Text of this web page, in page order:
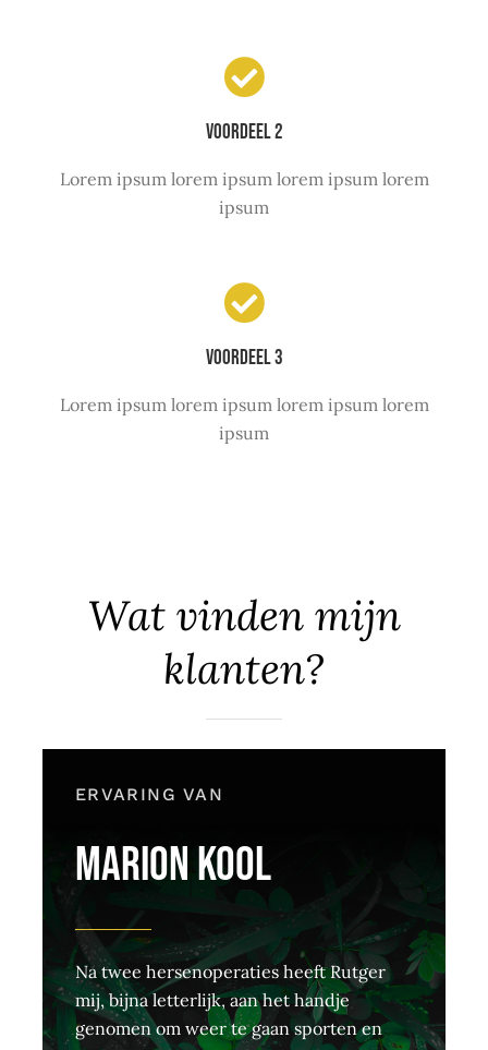
Voordeel 2
Lorem ipsum lorem ipsum lorem ipsum lorem
ipsum
Voordeel 3
Lorem ipsum lorem ipsum lorem ipsum lorem
ipsum
Wat vinden mijn
klanten?
ERVARING VAN
MARION KOOL
Na twee hersenoperaties heeft Rutger
mij, bijna letterlijk, aan het handje
genomen om weer te gaan sporten en